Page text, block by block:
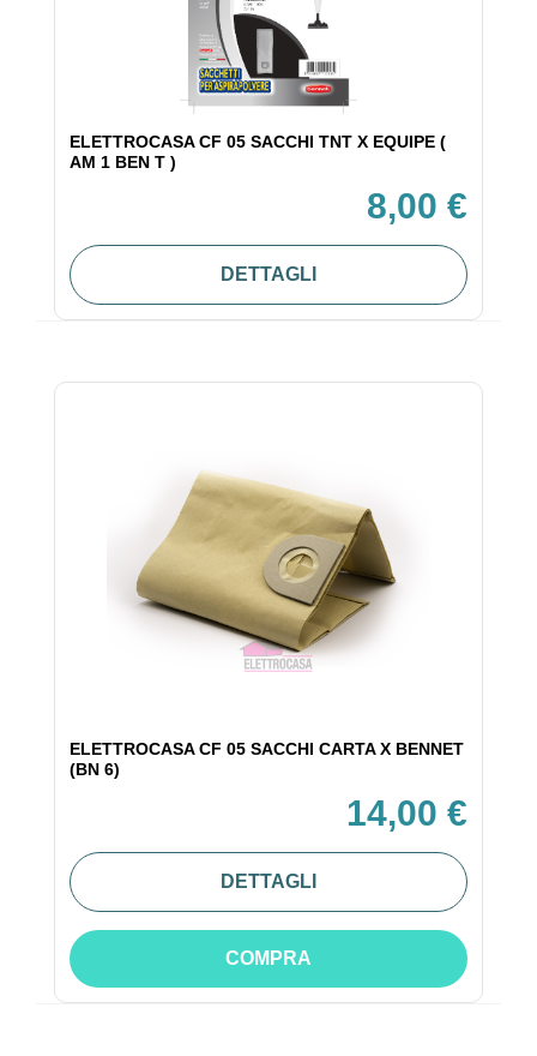
ELETTROCASA CF 05 SACCHI TNT X EQUIPE (
AM 1 BEN T )
8,00 €
DETTAGLI
ELETTROCASA CF 05 SACCHI CARTA X BENNET
(BN 6)
14,00 €
DETTAGLI
COMPRA